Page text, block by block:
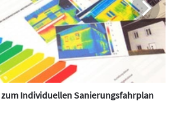
zum Individuellen Sanierungsfahrplan